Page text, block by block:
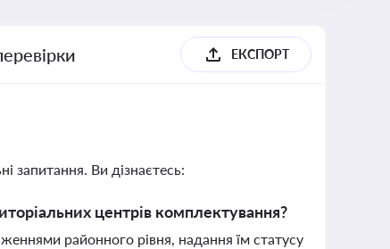
ЕКСПОРТ
запитання. Ви дізнаєтесь:
центрів комплектування?
районного рівня, надання їм статусу